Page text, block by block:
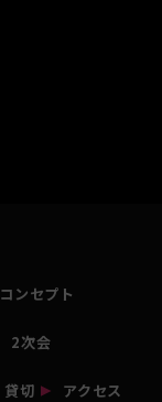
コンセプト
2次会
貸切 アクセス